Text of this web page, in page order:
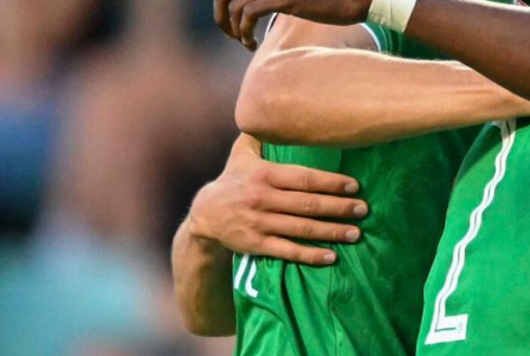
Untermenü
Untermenü
Untermenü
Untermenü
Untermenü